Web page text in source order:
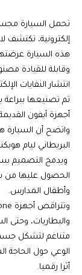
تحمل السيارة
إلكترونية، تكتشف
وقابلة للقيادة
انتشار النفايات
تم تصنيعها ببراعة
أجهزة آيفون
واتضح أن السيارة
البريطاني ليام
ويدمج التصميم
وأطفال المدارس.
والبطاريات، وحتى
متناغم لتشكل جسم
الوعي حول الحاجة
أثرا رقميا.